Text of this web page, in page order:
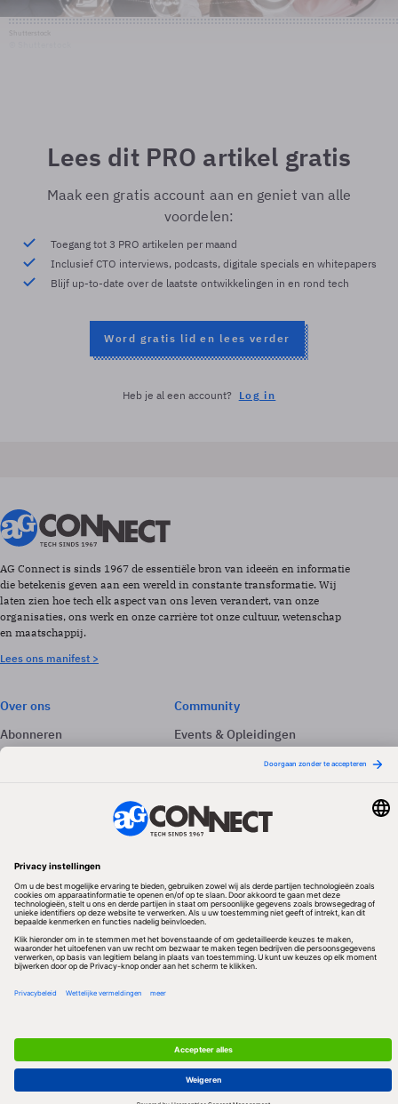
Lees dit PRO artikel gratis
Maak een gratis account aan en geniet van alle
voordelen:
Toegang tot 3 PRO artikelen per maand
Inclusief CTO interviews, podcasts, digitale specials en whitepapers
Blijf up-to-date over de laatste ontwikkelingen in en rond tech
Word gratis lid en lees verder
Heb je al een account? Log in
AG Connect is sinds 1967 de essentiële bron van ideeën en informatie
die betekenis geven aan een wereld in constante transformatie. Wij
laten zien hoe tech elk aspect van ons leven verandert, van onze
organisaties, ons werk en onze carrière tot onze cultuur, wetenschap
en maatschappij.
Lees ons manifest >
Over ons
Abonneren
Adverteren
Community
Events & Opleidingen
Volg ons
Redactionele partner
Algemene Voorwaarden & Copyrights